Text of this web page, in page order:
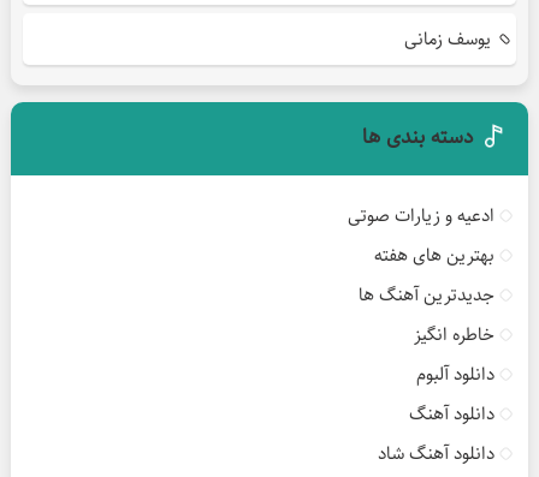
یوسف زمانی
دسته بندی ها
ادعیه و زیارات صوتی
بهترین های هفته
جدیدترین آهنگ ها
خاطره انگیز
دانلود آلبوم
دانلود آهنگ
دانلود آهنگ شاد